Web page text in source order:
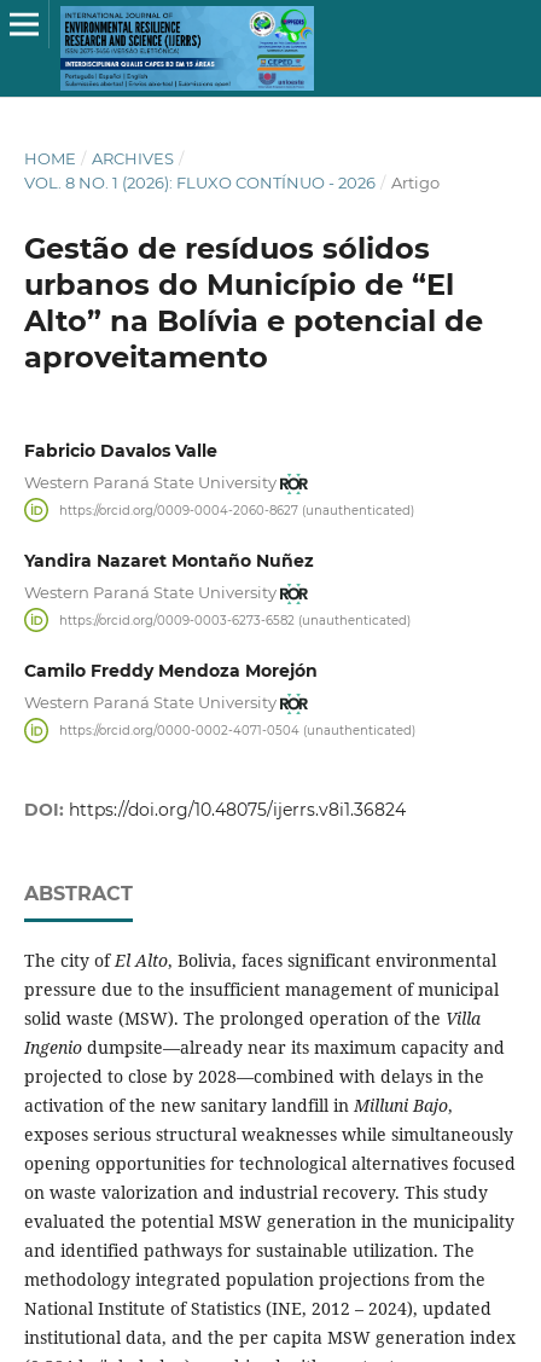
HOME / ARCHIVES /
VOL. 8 NO. 1 (2026): FLUXO CONTÍNUO - 2026 / Artigo
Gestão de resíduos sólidos
urbanos do Município de “El
Alto” na Bolívia e potencial de
aproveitamento
Fabricio Davalos Valle
Western Paraná State University
https://orcid.org/0009-0004-2060-8627 (unauthenticated)
Yandira Nazaret Montaño Nuñez
Western Paraná State University
https://orcid.org/0009-0003-6273-6582 (unauthenticated)
Camilo Freddy Mendoza Morejón
Western Paraná State University
https://orcid.org/0000-0002-4071-0504 (unauthenticated)
DOI: https://doi.org/10.48075/ijerrs.v8i1.36824
ABSTRACT
The city of El Alto, Bolivia, faces significant environmental
pressure due to the insufficient management of municipal
solid waste (MSW). The prolonged operation of the Villa
Ingeniodumpsite—already near its maximum capacity and
projected to close by 2028—combined with delays in the
activation of the new sanitary landfill in Milluni Bajo,
exposes serious structural weaknesses while simultaneously
opening opportunities for technological alternatives focused
on waste valorization and industrial recovery. This study
evaluated the potential MSW generation in the municipality
and identified pathways for sustainable utilization. The
methodology integrated population projections from the
National Institute of Statistics (INE, 2012 – 2024), updated
institutional data, and the per capita MSW generation index